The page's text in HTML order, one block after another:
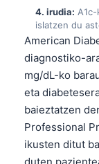
4. irudia:
islatzen du
American
diagnostiko-
mg/dL-ko
eta
baieztatzen
Professional
ikusten ditut
duten